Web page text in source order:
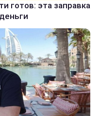
готов: эта заправка